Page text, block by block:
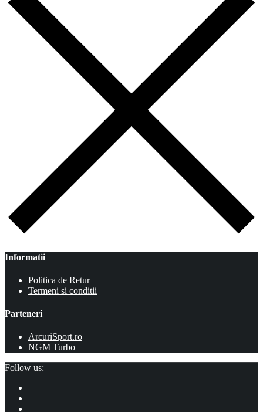
Informatii
Politica de Retur
Termeni si conditii
Parteneri
ArcuriSport.ro
NGM Turbo
Follow us: